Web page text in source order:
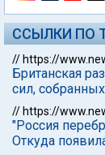
ССЫЛКИ ПО
// https://
Британская
сил,
// https://
"Россия
Откуда